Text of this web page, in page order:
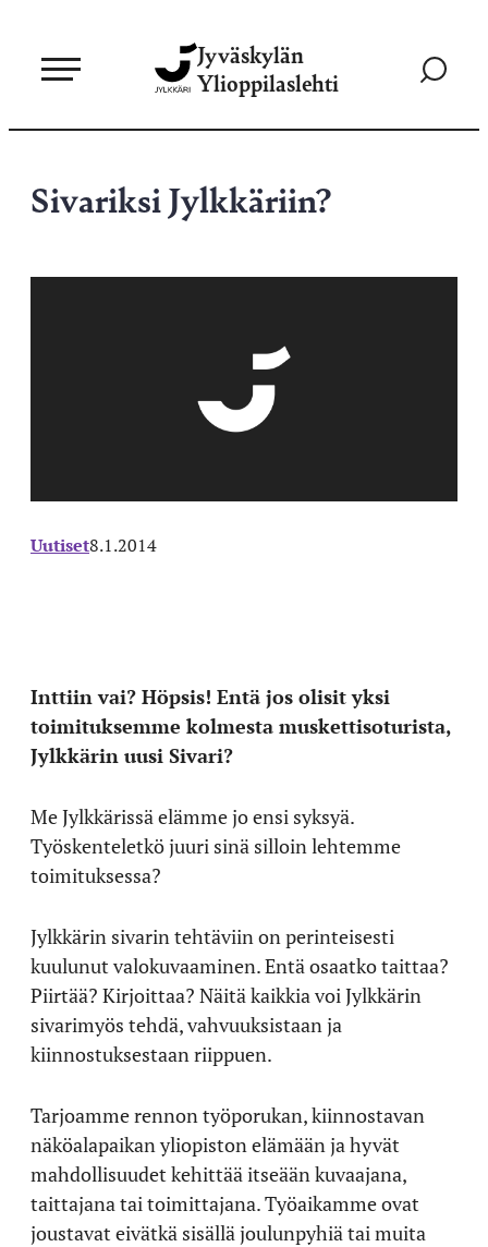
sisältöön
Jyväskylän
Ylioppilaslehti
Siirry
Sivariksi Jylkkäriin?
Uutiset8.1.2014
Inttiin vai? Höpsis! Entä jos olisit yksi
toimituksemme kolmesta muskettisoturista,
Jylkkärin uusi Sivari?
Me Jylkkärissä elämme jo ensi syksyä.
Työskenteletkö juuri sinä silloin lehtemme
toimituksessa?
Jylkkärin sivarin tehtäviin on perinteisesti
kuulunut valokuvaaminen. Entä osaatko taittaa?
Piirtää? Kirjoittaa? Näitä kaikkia voi Jylkkärin
sivarimyös tehdä, vahvuuksistaan ja
kiinnostuksestaan riippuen.
Tarjoamme rennon työporukan, kiinnostavan
näköalapaikan yliopiston elämään ja hyvät
mahdollisuudet kehittää itseään kuvaajana,
taittajana tai toimittajana. Työaikamme ovat
joustavat eivätkä sisällä joulunpyhiä tai muita